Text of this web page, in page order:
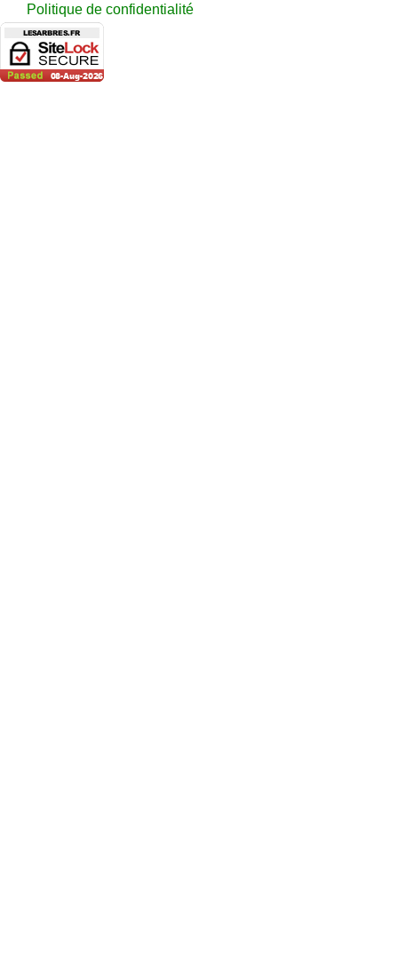
Politique de confidentialité